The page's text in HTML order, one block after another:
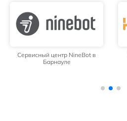
Сервисный центр NineBot в
Барнауле